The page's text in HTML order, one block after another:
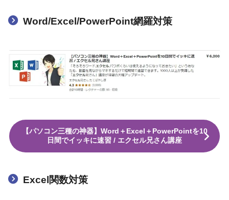
Word/Excel/PowerPoint網羅対策
【パソコン三種の神器】Word＋Excel＋PowerPointを10
日間でイッキに速習 / エクセル兄さん講座
Excel関数対策